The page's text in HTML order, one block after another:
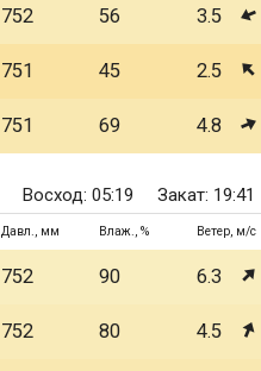
752 56 3.5
751 45 2.5
751 69 4.8
Восход: 05:19 Закат: 19:41
Давл., мм Влаж., % Ветер, м/с
752 90 6.3
752 80 4.5